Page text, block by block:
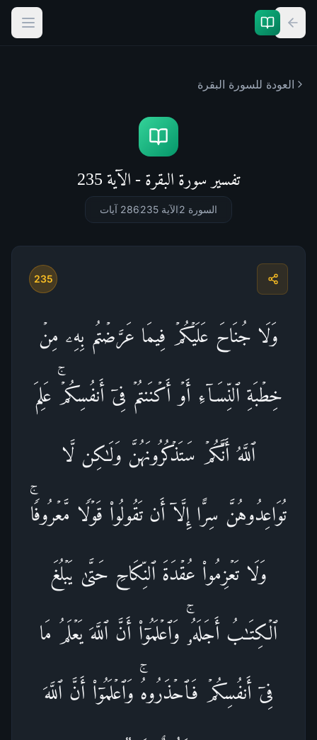
العودة للسورة البقرة
تفسير سورة البقرة - الآية 235
السورة 2 الآية 235 286 آيات
235
وَلَا جُنَاحَ عَلَیۡكُمۡ فِیمَا عَرَّضۡتُم بِهِۦ مِنۡ
خِطۡبَةِ ٱلنِّسَاۤءِ أَوۡ أَكۡنَنتُمۡ فِیۤ أَنفُسِكُمۡۚ عَلِمَ
ٱللَّهُ أَنَّكُمۡ سَتَذۡكُرُونَهُنَّ وَلَـٰكِن لَّا
تُوَاعِدُوهُنَّ سِرًّا إِلَّاۤ أَن تَقُولُوا۟ قَوۡلࣰا مَّعۡرُوفࣰاۚ
وَلَا تَعۡزِمُوا۟ عُقۡدَةَ ٱلنِّكَاحِ حَتَّىٰ یَبۡلُغَ
ٱلۡكِتَـٰبُ أَجَلَهُۥۚ وَٱعۡلَمُوۤا۟ أَنَّ ٱللَّهَ یَعۡلَمُ مَا
فِیۤ أَنفُسِكُمۡ فَٱحۡذَرُوهُۚ وَٱعۡلَمُوۤا۟ أَنَّ ٱللَّهَ